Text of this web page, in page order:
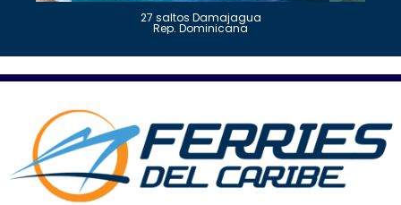
27 saltos Damajagua
Rep. Dominicana